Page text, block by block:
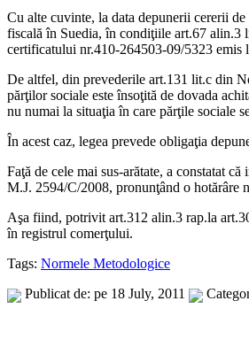
Cu alte cuvinte, la data depunerii cererii
fiscală în Suedia, în condiţiile art.67 alin.3
certificatului nr.410-264503-09/5323 emis
De altfel, din prevederile art.131 lit.c din
părţilor sociale este însoţită de dovada
nu numai la situaţia în care părţile sociale
În acest caz, legea prevede obligaţia
Faţă de cele mai sus-arătate, a constatat
M.J. 2594/C/2008, pronunţând o hotărâre
Aşa fiind, potrivit art.312 alin.3 rap.la
în registrul comerţului.
Tags: Normele Metodologice
Publicat de: pe 18 July, 2011